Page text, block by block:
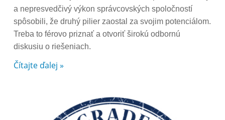
a nepresvedčivý výkon správcovských spoločností
spôsobili, že druhý pilier zaostal za svojim potenciálom.
Treba to férovo priznať a otvoriť širokú odbornú
diskusiu o riešeniach.
Čítajte ďalej »